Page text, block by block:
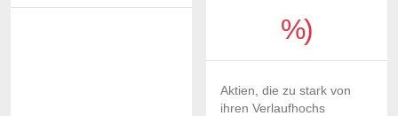
%)
Aktien, die zu stark von
ihren Verlaufhochs